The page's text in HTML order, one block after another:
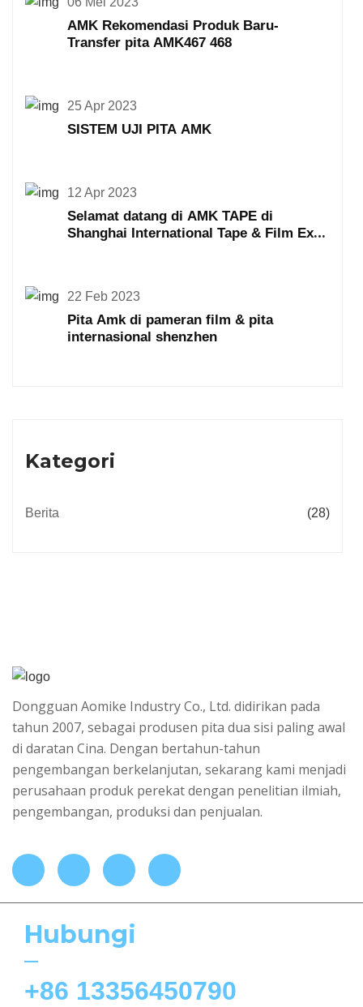
AMK Rekomendasi Produk Baru-
Transfer pita AMK467 468
25 Apr 2023
SISTEM UJI PITA AMK
12 Apr 2023
Selamat datang di AMK TAPE di
Shanghai International Tape & Film Expo
22 Feb 2023
Pita Amk di pameran film & pita
internasional shenzhen
Kategori
Berita (28)
Dongguan Aomike Industry Co., Ltd. didirikan pada
tahun 2007, sebagai produsen pita dua sisi paling awal
di daratan Cina. Dengan bertahun-tahun
pengembangan berkelanjutan, sekarang kami menjadi
perusahaan produk perekat dengan penelitian ilmiah,
pengembangan, produksi dan penjualan.
Hubungi
+86 13356450790